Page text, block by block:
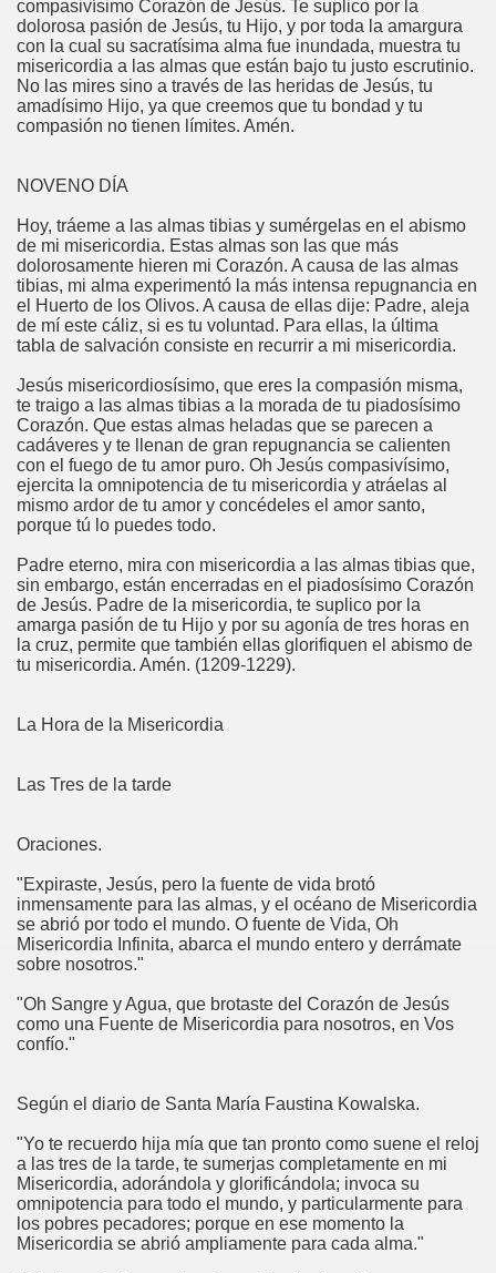
compasivísimo Corazón de Jesús. Te suplico por la
dolorosa pasión de Jesús, tu Hijo, y por toda la amargura
con la cual su sacratísima alma fue inundada, muestra tu
misericordia a las almas que están bajo tu justo escrutinio.
No las mires sino a través de las heridas de Jesús, tu
amadísimo Hijo, ya que creemos que tu bondad y tu
compasión no tienen límites. Amén.
NOVENO DÍA
Hoy, tráeme a las almas tibias y sumérgelas en el abismo
de mi misericordia. Estas almas son las que más
dolorosamente hieren mi Corazón. A causa de las almas
tibias, mi alma experimentó la más intensa repugnancia en
el Huerto de los Olivos. A causa de ellas dije: Padre, aleja
de mí este cáliz, si es tu voluntad. Para ellas, la última
tabla de salvación consiste en recurrir a mi misericordia.
Jesús misericordiosísimo, que eres la compasión misma,
te traigo a las almas tibias a la morada de tu piadosísimo
Corazón. Que estas almas heladas que se parecen a
cadáveres y te llenan de gran repugnancia se calienten
con el fuego de tu amor puro. Oh Jesús compasivísimo,
ejercita la omnipotencia de tu misericordia y atráelas al
mismo ardor de tu amor y concédeles el amor santo,
porque tú lo puedes todo.
Padre eterno, mira con misericordia a las almas tibias que,
sin embargo, están encerradas en el piadosísimo Corazón
de Jesús. Padre de la misericordia, te suplico por la
amarga pasión de tu Hijo y por su agonía de tres horas en
la cruz, permite que también ellas glorifiquen el abismo de
tu misericordia. Amén. (1209-1229).
La Hora de la Misericordia
Las Tres de la tarde
Oraciones.
"Expiraste, Jesús, pero la fuente de vida brotó
inmensamente para las almas, y el océano de Misericordia
se abrió por todo el mundo. O fuente de Vida, Oh
Misericordia Infinita, abarca el mundo entero y derrámate
sobre nosotros."
"Oh Sangre y Agua, que brotaste del Corazón de Jesús
como una Fuente de Misericordia para nosotros, en Vos
confío."
Según el diario de Santa María Faustina Kowalska.
"Yo te recuerdo hija mía que tan pronto como suene el reloj
a las tres de la tarde, te sumerjas completamente en mi
Misericordia, adorándola y glorificándola; invoca su
omnipotencia para todo el mundo, y particularmente para
los pobres pecadores; porque en ese momento la
Misericordia se abrió ampliamente para cada alma."